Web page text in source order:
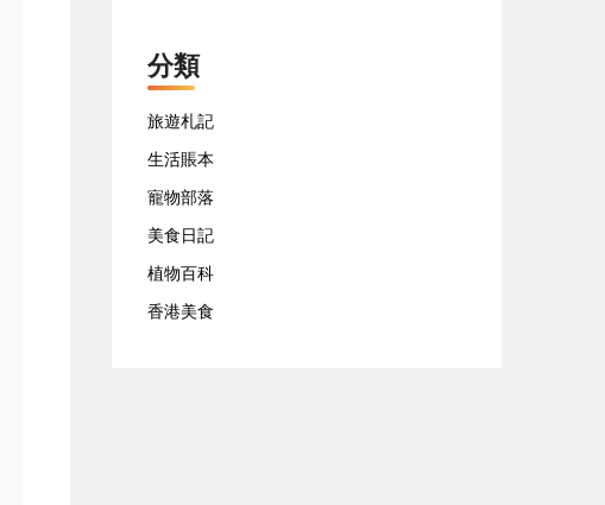
分類
旅遊札記
生活賬本
寵物部落
美食日記
植物百科
香港美食